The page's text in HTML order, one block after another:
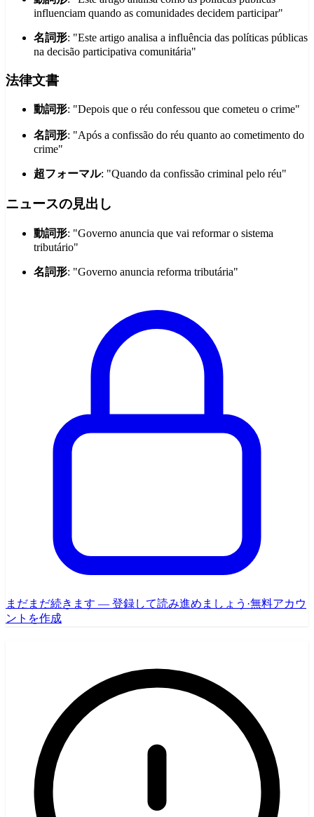
influenciam quando as comunidades decidem participar"
名詞形: "Este artigo analisa a influência das políticas públicas
na decisão participativa comunitária"
法律文書
動詞形: "Depois que o réu confessou que cometeu o crime"
名詞形: "Após a confissão do réu quanto ao cometimento do
crime"
超フォーマル: "Quando da confissão criminal pelo réu"
ニュースの見出し
動詞形: "Governo anuncia que vai reformar o sistema
tributário"
名詞形: "Governo anuncia reforma tributária"
まだまだ続きます — 登録して読み進めましょう ·無料アカウ
ントを作成